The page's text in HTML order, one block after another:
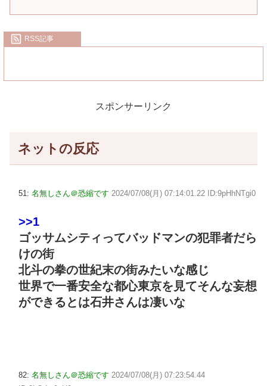
RSS記事
スポンサーリンク
ネットの反応
51: 名無しさん＠恐縮です 2024/07/08(月) 07:14:01.22 ID:9pHhNTgi0
>>1
ゴッサムシティってバッドマンの犯罪者だら
けの街
北斗の拳の世紀末の街みたいな感じ
世界で一番安全な都心東京を見てそんな妄想
ができるとは石井さんは凄いな
82: 名無しさん＠恐縮です 2024/07/08(月) 07:23:54.44